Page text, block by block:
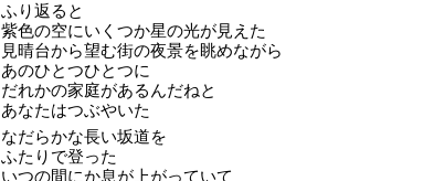
ふり返ると
紫色の空にいくつか星の光が見えた
見晴台から望む街の夜景を眺めながら
あのひとつひとつに
だれかの家庭があるんだねと
あなたはつぶやいた
なだらかな長い坂道を
ふたりで登った
いつの間にか息が上がっていて